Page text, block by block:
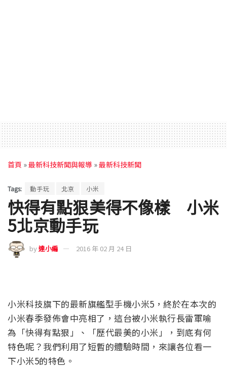
首頁 »最新科技新聞與報導 »最新科技新聞
Tags: 動手玩 北京 小米
快得有點狠美得不像樣 小米
5北京動手玩
by達小編 2016 年 02 月 24 日
小米科技旗下的最新旗艦型手機小米5，終於在本次的
小米春季發佈會中亮相了，這台被小米執行長雷軍喻
為「快得有點狠」、「歷代最美的小米」，到底有何
特色呢？我們利用了短暫的體驗時間，來讓各位看一
下小米5的特色。